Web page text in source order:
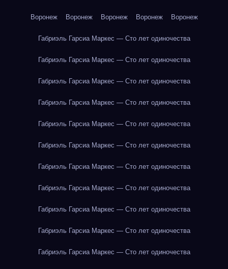
Воронеж Воронеж Воронеж Воронеж Воронеж
Габриэль Гарсиа Маркес — Сто лет одиночества
Габриэль Гарсиа Маркес — Сто лет одиночества
Габриэль Гарсиа Маркес — Сто лет одиночества
Габриэль Гарсиа Маркес — Сто лет одиночества
Габриэль Гарсиа Маркес — Сто лет одиночества
Габриэль Гарсиа Маркес — Сто лет одиночества
Габриэль Гарсиа Маркес — Сто лет одиночества
Габриэль Гарсиа Маркес — Сто лет одиночества
Габриэль Гарсиа Маркес — Сто лет одиночества
Габриэль Гарсиа Маркес — Сто лет одиночества
Габриэль Гарсиа Маркес — Сто лет одиночества